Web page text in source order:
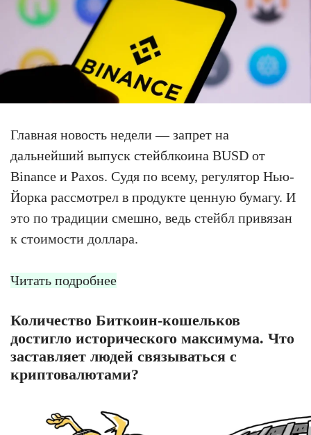
Главная новость недели — запрет на
дальнейший выпуск стейблкоина BUSD от
Binance и Paxos. Судя по всему, регулятор Нью-
Йорка рассмотрел в продукте ценную бумагу. И
это по традиции смешно, ведь стейбл привязан
к стоимости доллара.
Читать подробнее
Количество Биткоин-кошельков
достигло исторического максимума. Что
заставляет людей связываться с
криптовалютами?